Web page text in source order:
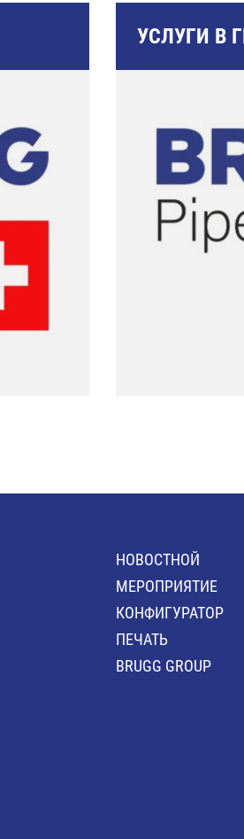
УСЛУГИ В
HОВОСТНОЙ
MЕРОПРИЯТИЕ
КОНФИГУРАТОР
ПЕЧАТЬ
BRUGG GROUP